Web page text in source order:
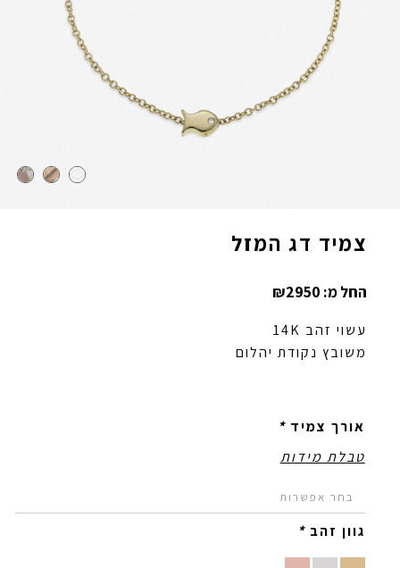
צמיד דג המזל
החל מ: ₪2950
עשוי זהב 14K
משובץ נקודת יהלום
אורך צמיד*
טבלת מידות
גוון זהב*